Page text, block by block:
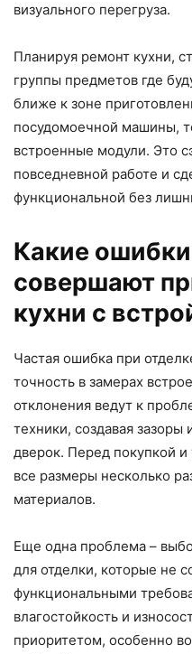
визуального перегруза.
Планируя ремонт кухни,
группы предметов где
ближе к зоне
посудомоечной машины,
встроенные модули. Это
повседневной работе и
функциональной без
Какие
совершают
кухни с
Частая ошибка при
точность в замерах
отклонения ведут к
техники, создавая
дверок. Перед покупкой
все размеры несколько
материалов.
Еще одна проблема –
для отделки, которые не
функциональными
влагостойкость и
приоритетом, особенно